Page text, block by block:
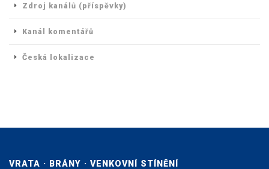
Zdroj kanálů (příspěvky)
Kanál komentářů
Česká lokalizace
VRATA · BRÁNY · VENKOVNÍ STÍNĚNÍ